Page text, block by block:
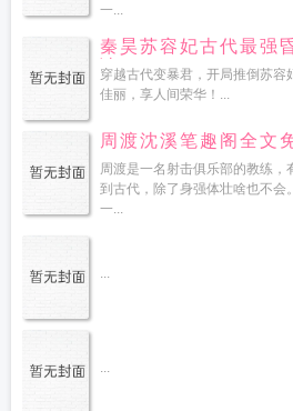
一...
秦昊苏容妃古代最强
读
穿越古代变暴君，开局推倒苏
佳丽，享人间荣华！...
周渡沈溪笔趣阁全文
周渡是一名射击俱乐部的教练，
到古代，除了身强体壮啥也不会
一...
...
...